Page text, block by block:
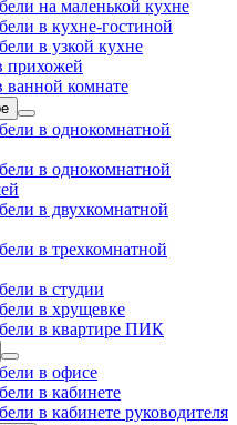
на маленькой кухне
в кухне-гостиной
в узкой кухне
прихожей
ванной комнате
в однокомнатной
в однокомнатной
в двухкомнатной
в трехкомнатной
в студии
в хрущевке
в квартире ПИК
в офисе
в кабинете
в кабинете руководителя